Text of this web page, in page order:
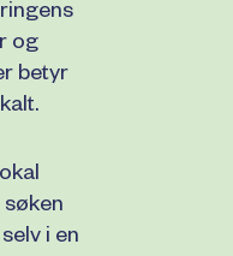
og
betyr
søken
i en